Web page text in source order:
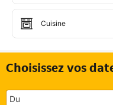
Cuisine
Choisissez vos
Du